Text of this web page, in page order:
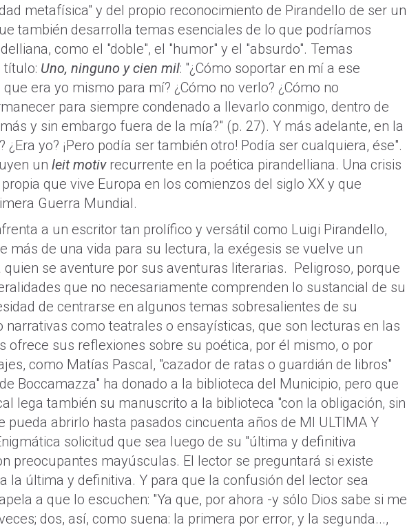
metafísica" y del propio reconocimiento de Pirandello de ser un
también desarrolla temas esenciales de lo que podríamos
como el "doble", el "humor" y el "absurdo". Temas
título: Uno, ninguno y cien mil: "¿Cómo soportar en mí a ese
era yo mismo para mí? ¿Cómo no verlo? ¿Cómo no
para siempre condenado a llevarlo conmigo, dentro de
y sin embargo fuera de la mía?" (p. 27). Y más adelante, en la
¿Era yo? ¡Pero podía ser también otro! Podía ser cualquiera, ése".
un leit motivrecurrente en la poética pirandelliana. Una crisis
que vive Europa en los comienzos del siglo XX y que
Guerra Mundial.
a un escritor tan prolífico y versátil como Luigi Pirandello,
más de una vida para su lectura, la exégesis se vuelve un
se aventure por sus aventuras literarias. Peligroso, porque
que no necesariamente comprenden lo sustancial de su
de centrarse en algunos temas sobresalientes de su
narrativas como teatrales o ensayísticas, que son lecturas en las
ofrece sus reflexiones sobre su poética, por él mismo, o por
como Matías Pascal, "cazador de ratas o guardián de libros"
Boccamazza" ha donado a la biblioteca del Municipio, pero que
lega también su manuscrito a la biblioteca "con la obligación, sin
pueda abrirlo hasta pasados cincuenta años de MI ULTIMA Y
solicitud que sea luego de su "última y definitiva
preocupantes mayúsculas. El lector se preguntará si existe
la última y definitiva. Y para que la confusión del lector sea
a que lo escuchen: "Ya que, por ahora -y sólo Dios sabe si me
dos, así, como suena: la primera por error, y la segunda...,